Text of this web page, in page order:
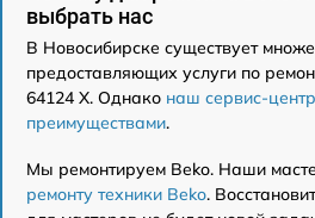
выбрать нас
В Новосибирске существует
предоставляющих услуги по
64124 X. Однако наш сервис-
преимуществами.
Мы ремонтируем Beko. Наши
ремонту техники Beko.